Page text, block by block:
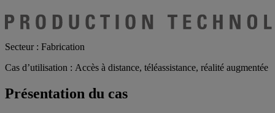
Secteur : Fabrication
Cas d’utilisation : Accès à distance, téléassistance, réalité augmentée
Présentation du cas